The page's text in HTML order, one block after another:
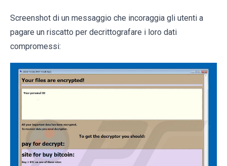
Screenshot di un messaggio che incoraggia gli utenti a
pagare un riscatto per decrittografare i loro dati
compromessi: